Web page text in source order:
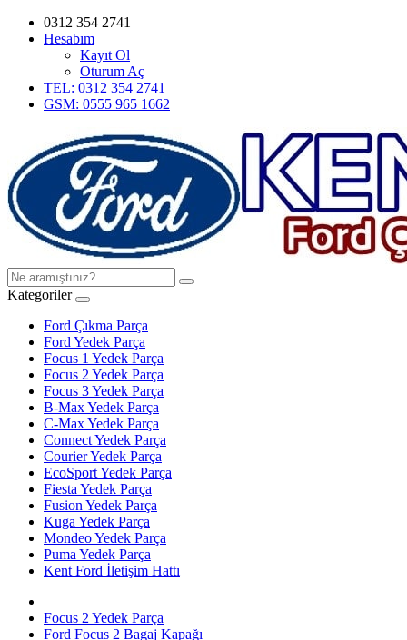
0312 354 2741
Hesabım
Kayıt Ol
Oturum Aç
TEL: 0312 354 2741
GSM: 0555 965 1662
Kategoriler
Ford Çıkma Parça
Ford Yedek Parça
Focus 1 Yedek Parça
Focus 2 Yedek Parça
Focus 3 Yedek Parça
B-Max Yedek Parça
C-Max Yedek Parça
Connect Yedek Parça
Courier Yedek Parça
EcoSport Yedek Parça
Fiesta Yedek Parça
Fusion Yedek Parça
Kuga Yedek Parça
Mondeo Yedek Parça
Puma Yedek Parça
Kent Ford İletişim Hattı
Focus 2 Yedek Parça
Ford Focus 2 Bagaj Kapağı